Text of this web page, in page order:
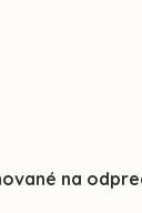
na